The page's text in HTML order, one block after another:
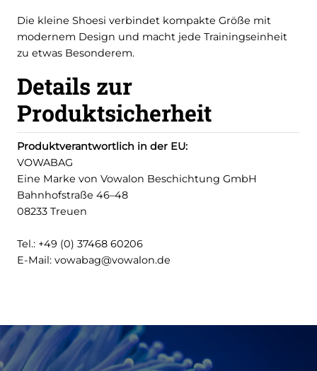
Die kleine Shoesi verbindet kompakte Größe mit
modernem Design und macht jede Trainingseinheit
zu etwas Besonderem.
Details zur
Produktsicherheit
Produktverantwortlich in der EU:
VOWABAG
Eine Marke von Vowalon Beschichtung GmbH
Bahnhofstraße 46–48
08233 Treuen
Tel.: +49 (0) 37468 60206
E-Mail: vowabag@vowalon.de